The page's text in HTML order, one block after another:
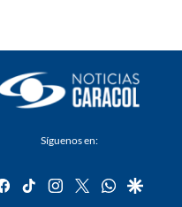
Síguenos en:
facebook
tiktok instagram
twitterwhatsapp
google